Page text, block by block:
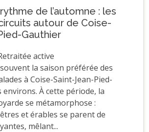
de l’automne : les
autour de Coise-
Gauthier
active
la saison préférée des
à Coise-Saint-Jean-Pied-
environs. À cette période, la
se métamorphose :
et érables se parent de
mêlant...